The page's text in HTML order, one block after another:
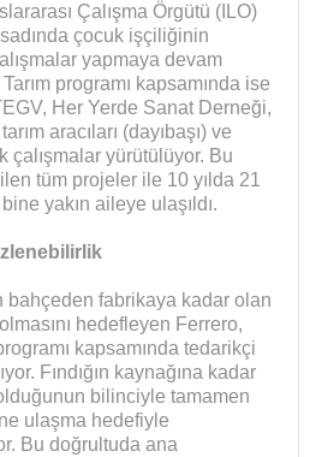
Çalışma Örgütü (ILO)
çocuk işçiliğinin
yapmaya devam
programı kapsamında ise
Her Yerde Sanat Derneği,
aracıları (dayıbaşı) ve
çalışmalar yürütülüyor. Bu
tüm projeler ile 10 yılda 21
yakın aileye ulaşıldı.
bahçeden fabrikaya kadar olan
hedefleyen Ferrero,
kapsamında tedarikçi
Fındığın kaynağına kadar
bilinciyle tamamen
ulaşma hedefiyle
Bu doğrultuda ana